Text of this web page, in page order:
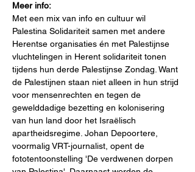
Meer info:
Met een mix van info en cultuur wil
Palestina Solidariteit samen met andere
Herentse organisaties én met Palestijnse
vluchtelingen in Herent solidariteit tonen
tijdens hun derde Palestijnse Zondag. Want
de Palestijnen staan niet alleen in hun strijd
voor mensenrechten en tegen de
gewelddadige bezetting en kolonisering
van hun land door het Israëlisch
apartheidsregime. Johan Depoortere,
voormalig VRT-journalist, opent de
fototentoonstelling 'De verdwenen dorpen